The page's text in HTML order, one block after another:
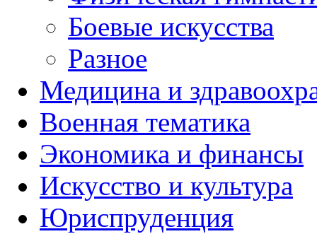
Боевые искусства
Разное
Медицина и
Военная тематика
Экономика и финансы
Искусство и культура
Юриспруденция